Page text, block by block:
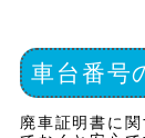
車台番号
廃車証明書に